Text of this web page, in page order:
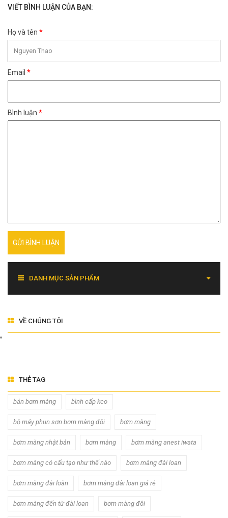
VIẾT BÌNH LUẬN CỦA BẠN:
Họ và tên *
Email *
Bình luận *
GỬI BÌNH LUẬN
DANH MỤC SẢN PHẨM
VỀ CHÚNG TÔI
THẺ TAG
bán bơm màng bình cấp keo
bộ máy phun sơn bơm màng đôi bơm màng
bơm màng nhật bản bơm màng bơm màng anest iwata
bơm màng có cấu tạo như thế nào bơm màng đài loan
bơm màng đài loàn bơm màng đài loan giá rẻ
bơm màng đến từ đài loan bơm màng đôi